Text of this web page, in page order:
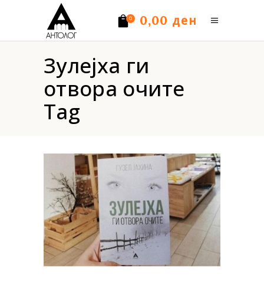
0 0,00 ден
Нема производи.
Зулејха ги
отвора очите
Tag